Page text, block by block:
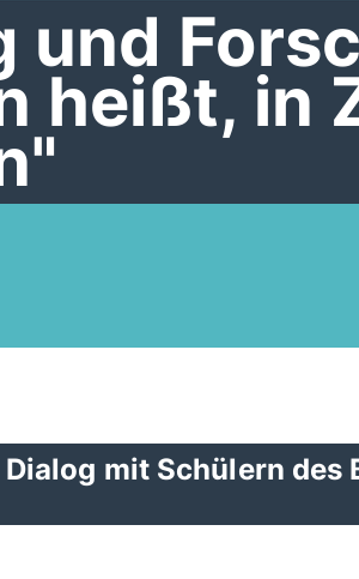
und
heißt, in
mit Schülern des